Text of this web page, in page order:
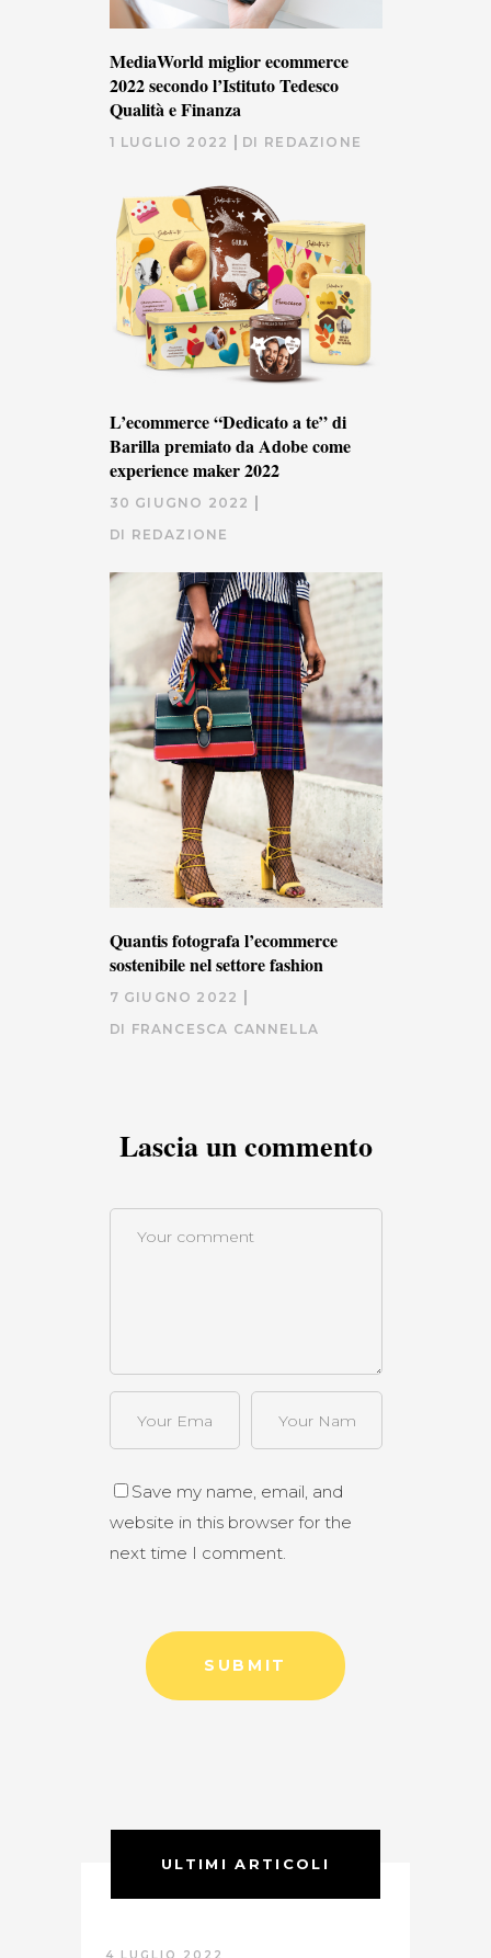
MediaWorld miglior ecommerce
2022 secondo l’Istituto Tedesco
Qualità e Finanza
1 LUGLIO 2022 DI REDAZIONE
L’ecommerce “Dedicato a te” di
Barilla premiato da Adobe come
experience maker 2022
30 GIUGNO 2022
DI REDAZIONE
Quantis fotografa l’ecommerce
sostenibile nel settore fashion
7 GIUGNO 2022
DI FRANCESCA CANNELLA
Lascia un commento
Save my name, email, and
website in this browser for the
next time I comment.
ULTIMI ARTICOLI